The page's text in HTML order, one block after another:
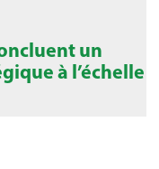
un
à l’échelle